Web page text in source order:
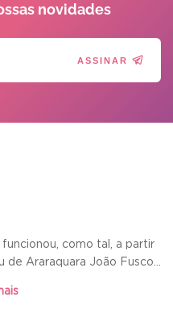
novidades
ASSINAR
como tal, a partir
de Araraquara João Fusco...